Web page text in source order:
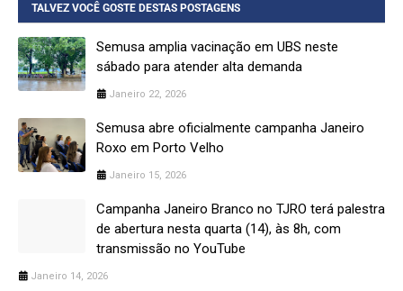
TALVEZ VOCÊ GOSTE DESTAS POSTAGENS
Semusa amplia vacinação em UBS neste
sábado para atender alta demanda
Janeiro 22, 2026
Semusa abre oficialmente campanha Janeiro
Roxo em Porto Velho
Janeiro 15, 2026
Campanha Janeiro Branco no TJRO terá palestra
de abertura nesta quarta (14), às 8h, com
transmissão no YouTube
Janeiro 14, 2026